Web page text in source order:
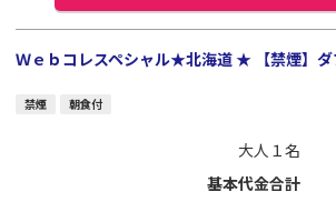
Ｗｅｂコレスペシャル★北海道 ★ 【禁煙】
禁煙 朝食付
大人１名
基本代金合計